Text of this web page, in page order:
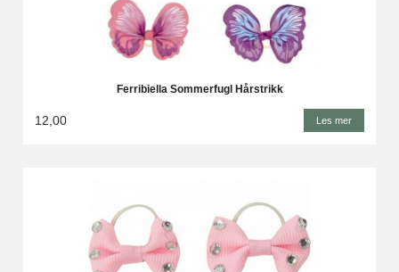
Ferribiella Sommerfugl Hårstrikk
12,00 Les mer